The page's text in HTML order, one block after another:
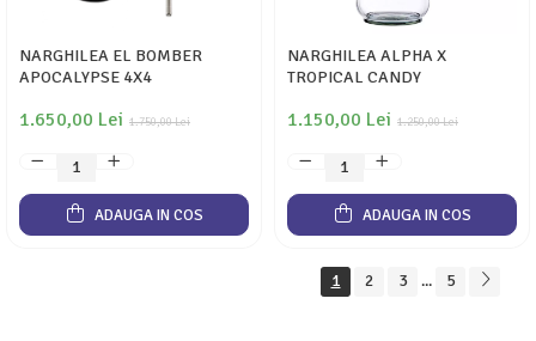
NARGHILEA EL BOMBER
APOCALYPSE 4X4
1.750,00 Lei
1.650,00 Lei
ADAUGA IN COS
NARGHILEA ALPHA X
TROPICAL CANDY
1.250,00 Lei
1.150,00 Lei
ADAUGA IN COS
1 2 3 ... 5